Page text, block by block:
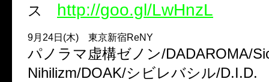
ス http://goo.gl/LwHnzL
9月24日(木) 東京新宿ReNY
パノラマ虚構ゼノン/DADAROMA/
Nihilizm/DOAK/シビレバシル/D.I.D.